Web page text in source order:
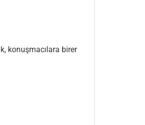
konuşmacılara birer